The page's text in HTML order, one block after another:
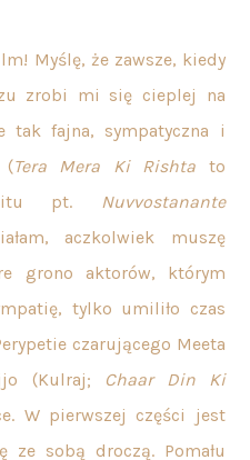
Myślę, że zawsze, kiedy
zrobi mi się cieplej na
tak fajna, sympatyczna i
(Tera Mera Ki Rishta to
hitu pt. Nuvvostanante
aczkolwiek muszę
grono aktorów, którym
tylko umiliło czas
czarującego Meeta
(Kulraj;
Chaar Din Ki
W pierwszej części jest
ze sobą droczą. Pomału